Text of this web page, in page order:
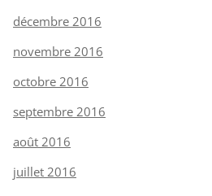
décembre 2016
novembre 2016
octobre 2016
septembre 2016
août 2016
juillet 2016